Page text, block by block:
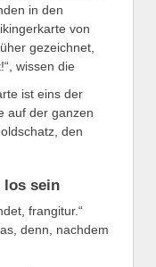
in den
von
gezeichnet,
wissen die
ist eins der
auf der ganzen
den
los sein
frangitur.“
denn, nachdem